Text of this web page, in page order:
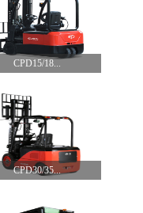
CPD15/18...
CPD30/35...